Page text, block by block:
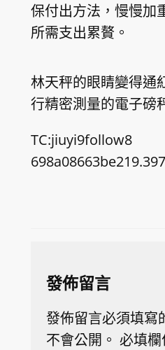
保付出方法，慢慢加
所需支出累贅。
林天秤的眼睛變得通
行精密測量的電子磅
TC:jiuyi9follow8
發佈留言
發佈留言必須填寫
不會公開。 必填